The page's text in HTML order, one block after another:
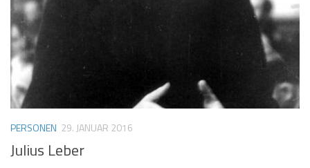
PERSONEN 29. JANUAR 2016
Julius Leber